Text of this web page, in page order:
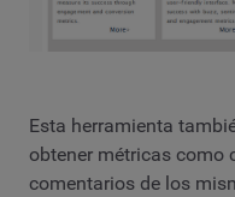
Esta herramienta
obtener métricas como
comentarios de los